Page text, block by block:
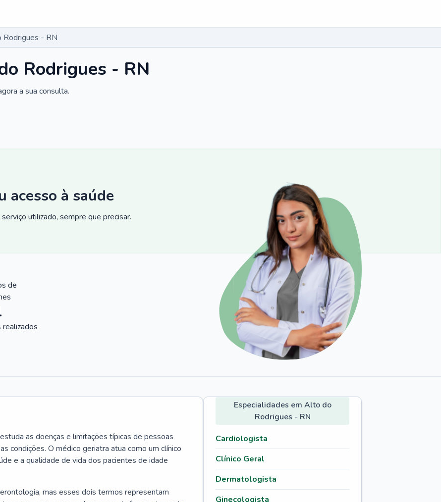
Rodrigues - RN
Rodrigues - RN
a sua consulta.
acesso à saúde
utilizado, sempre que precisar.
de
as doenças e limitações típicas de pessoas
condições. O médico geriatra atua como um clínico
e a qualidade de vida dos pacientes de idade
mas esses dois termos representam
Especialidades em Alto do
Rodrigues - RN
Cardiologista
Clínico Geral
Dermatologista
Ginecologista